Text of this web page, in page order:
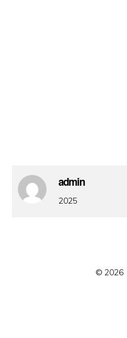
admin
2025
© 2026